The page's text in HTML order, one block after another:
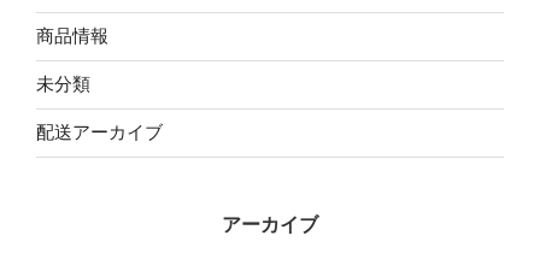
商品情報
未分類
配送アーカイブ
アーカイブ